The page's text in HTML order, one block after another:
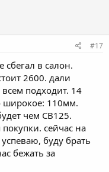
#17
сбегал в салон.
2600. дали
подходит. 14
широкое: 110мм.
чем CB125.
сейчас на
буду брать
бежать за